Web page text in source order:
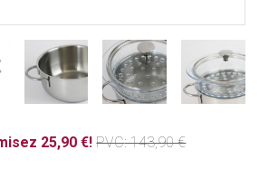
25,90 €! PVC: 143,90 €